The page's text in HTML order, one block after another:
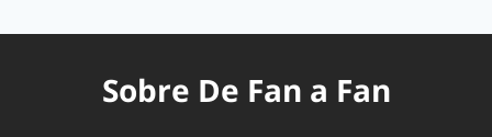
Sobre De Fan a Fan